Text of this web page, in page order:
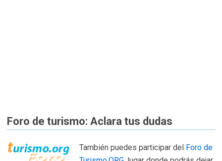
Foro de turismo: Aclara tus dudas
También puedes participar del Foro de